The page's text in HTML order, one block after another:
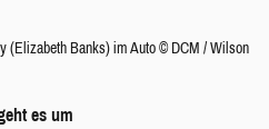
(Elizabeth Banks) im Auto © DCM / Wilson
es um